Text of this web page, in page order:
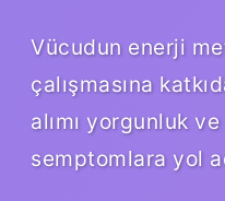
Vücudun enerji
çalışmasına
alımı yorgunluk
semptomlara yol